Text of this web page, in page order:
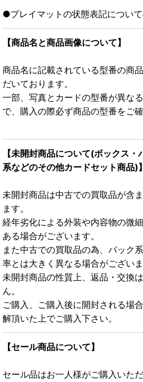
●プレイマットの状態表記につい
【商品名と商品画像について】
商品名に記載されている型番の商
だいております。
一部、写真とカードの型番が異な
で、購入の際必ず商品の型番をご確
【未開封商品について(ボックス・
系などのその他カードセット商品)】
未開封商品は中古での買取品が含
ます。
経年劣化による外装や内容物の微
ある場合がございます。
また中古での買取品の為、パック
率とは大きく異なる場合がございま
未開封商品の性質上、返品・交換
ん。
ご購入、ご購入後に開封される場
解頂いた上でご購入下さい。
【セール商品について】
セール品はお一人様がご購入いた